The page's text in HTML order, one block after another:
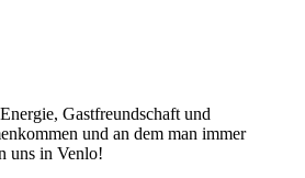
Gastfreundschaft und
und an dem man immer
uns in Venlo!